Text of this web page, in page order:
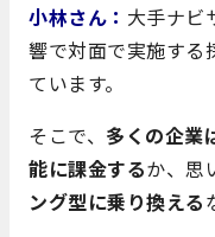
小林さん： 大手ナビ
響で対面で実施する
ています。
そこで、 多くの企業
能に課金するか、思
ング型に乗り換える